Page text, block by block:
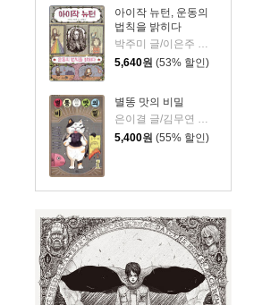
아이작 뉴턴, 운동의
법칙을 밝히다
박주미 글/이은주 그림/고준태 감수
5,640원 (53% 할인)
별똥 맛의 비밀
5,400원 (55% 할인)